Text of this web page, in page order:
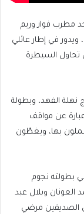
مطرب فواز وريم
ويدور في إطار عائلي
تحاول السيطرة
الفهد، وبطولة
عن مواقف
بها، ويغطّون
بطولته نجوم
العونان وبلال عبد
الصديقين مرضي